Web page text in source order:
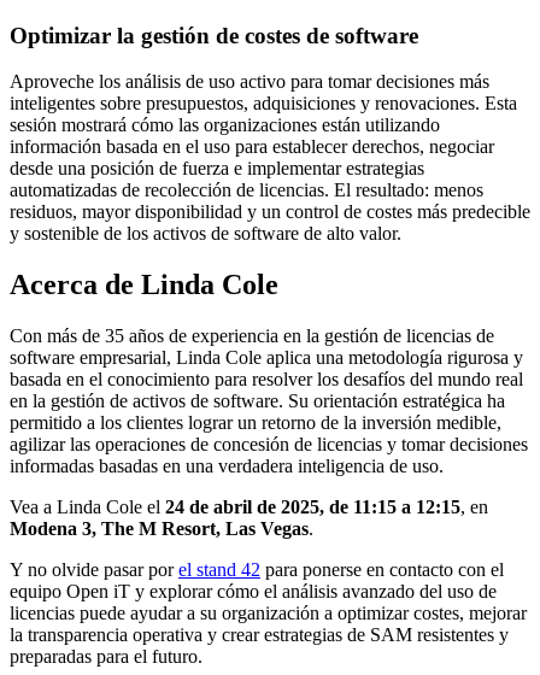
Optimizar la gestión de costes de software
Aproveche los análisis de uso activo para tomar decisiones más
inteligentes sobre presupuestos, adquisiciones y renovaciones. Esta
sesión mostrará cómo las organizaciones están utilizando
información basada en el uso para establecer derechos, negociar
desde una posición de fuerza e implementar estrategias
automatizadas de recolección de licencias. El resultado: menos
residuos, mayor disponibilidad y un control de costes más predecible
y sostenible de los activos de software de alto valor.
Acerca de Linda Cole
Con más de 35 años de experiencia en la gestión de licencias de
software empresarial, Linda Cole aplica una metodología rigurosa y
basada en el conocimiento para resolver los desafíos del mundo real
en la gestión de activos de software. Su orientación estratégica ha
permitido a los clientes lograr un retorno de la inversión medible,
agilizar las operaciones de concesión de licencias y tomar decisiones
informadas basadas en una verdadera inteligencia de uso.
Vea a Linda Cole el 24 de abril de 2025, de 11:15 a 12:15, en
Modena 3, The M Resort, Las Vegas.
Y no olvide pasar porel stand 42 para ponerse en contacto con el
equipo Open iT y explorar cómo el análisis avanzado del uso de
licencias puede ayudar a su organización a optimizar costes, mejorar
la transparencia operativa y crear estrategias de SAM resistentes y
preparadas para el futuro.